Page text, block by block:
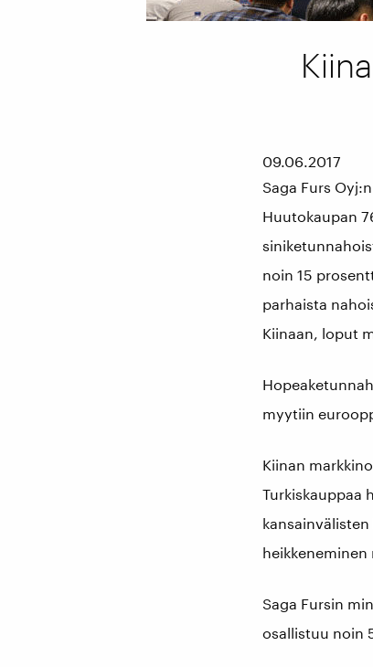
09.06.2017
Saga Furs
Huutokaupan
noin 15
parhaista
Kiinaan, loput
myytiin
Kiinan
Turkiskauppaa
Saga Fursin
osallistuu noin